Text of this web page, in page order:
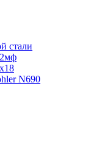
стали
N690